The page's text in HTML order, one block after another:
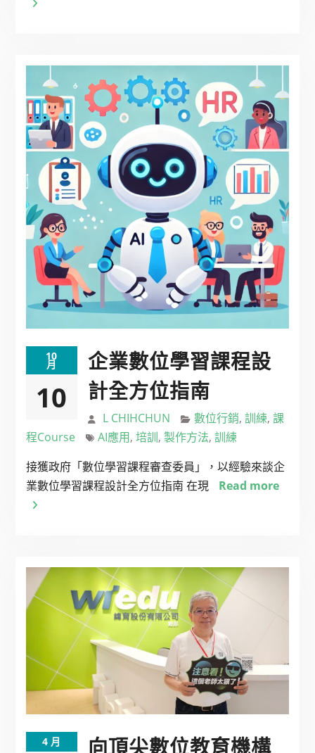
10
月
10
企業數位學習課程設
計全方位指南
L CHIHCHUN 數位行銷, 訓練, 課
程Course
AI應用, 培訓, 製作方法, 訓練
接獲政府「數位學習課程審查委員」，以經驗來談企
業數位學習課程設計全方位指南 在現
Read more
4 月 向頂尖數位教育機構